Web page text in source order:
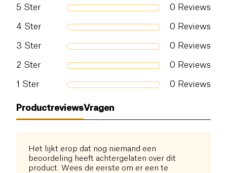
niet-giftige materialen, waardoor elke portie zijn
integriteit behoudt. Ideaal voor herstel na de
moment van de dag.
Zout (g) 0.02 g
5 Ster 0 Reviews
4 Ster 0 Reviews
3 Ster 0 Reviews
2 Ster 0 Reviews
1 Ster 0 Reviews
ProductreviewsVragen
Het lijkt erop dat nog niemand een
beoordeling heeft achtergelaten over dit
product. Wees de eerste om er een te